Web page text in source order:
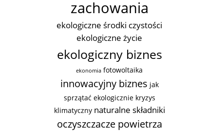
zachowania
ekologiczne środki czystości
ekologiczne życie
ekologiczny biznes
ekonomia fotowoltaika
innowacyjny biznes jak
sprzątać ekologicznie kryzys
klimatyczny naturalne składniki
oczyszczacze powietrza